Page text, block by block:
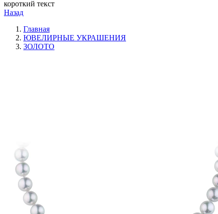
короткий текст
Назад
Главная
ЮВЕЛИРНЫЕ УКРАШЕНИЯ
ЗОЛОТО